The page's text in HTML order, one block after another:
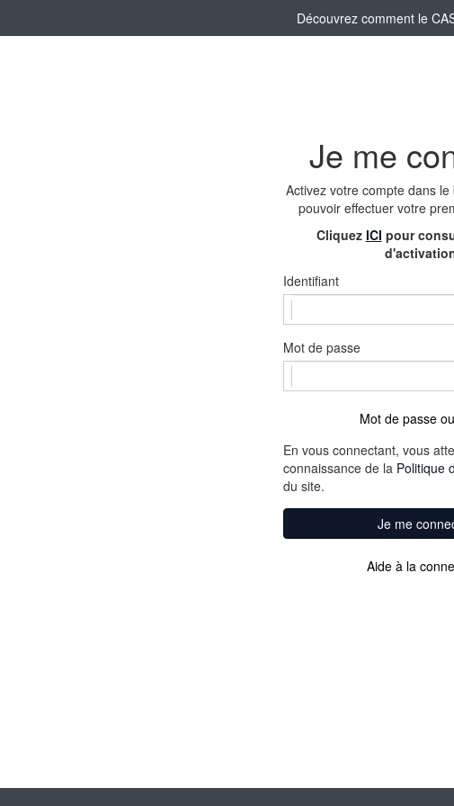
Découvrez comment le
Je me
Activez votre compte dans le
pouvoir effectuer votre
Cliquez ICI pour
Identifiant
Mot de passe
Mot de passe
En vous connectant, vous
connaissance de la Politique
du site.
Je me
Aide à la